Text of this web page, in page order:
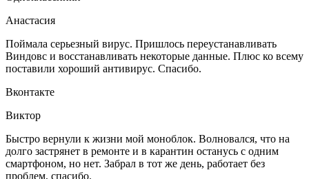
Анастасия
Поймала серьезный вирус. Пришлось переустанавливать
Виндовс и восстанавливать некоторые данные. Плюс ко всему
поставили хороший антивирус. Спасибо.
Вконтакте
Виктор
Быстро вернули к жизни мой моноблок. Волновался, что на
долго застрянет в ремонте и в карантин останусь с одним
смартфоном, но нет. Забрал в тот же день, работает без
проблем, спасибо.